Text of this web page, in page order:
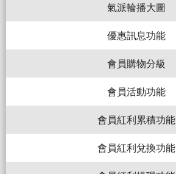
氣派輪播大圖
優惠訊息功能
會員購物分級
會員活動功能
會員紅利累積功能
會員紅利兌換功能